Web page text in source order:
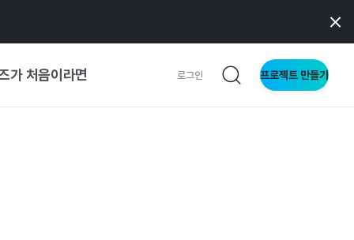
가 처음이라면 로그인 프로젝트 만들기